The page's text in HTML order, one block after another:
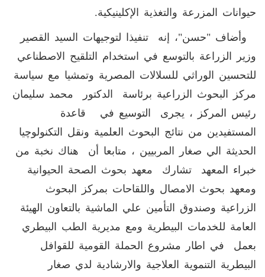
حيوانات المزرعة والتغذية الإكلينيكية.
وأضاف "حسن"، إنه تنفيذا لتوجيهات السيد القصير
وزير الزراعة بالتوسع في استخدام التلقيح الاصطناعي
للتحسين الوراثي للسلالات المصرية وتمشيا مع سياسة
مركز البحوث الزراعية برئاسة الدكتور محمد سليمان
رئيس المركز ، يجرى التوسيع في قاعدة
المستفيدين من نتائج البحوث العلمية ونقل التكنولوچيا
الحديثة الي صغار المربيين ، متابعا أن هناك نخبة من
خبراء المعهد تشارك معهد بحوث الصحة الحيوانية
ومعهد بحوث الامصال واللقاحات بمركز البحوث
الزراعية وصندوق التأمين علي الماشية بالتعاون الهيئة
العامة للخدمات البيطرية ومع مديرية الطب البيطري
بعمل في اطار مشروع الحملة القومية للقوافل
البيطرية التنموية العلاجية والارشادية لدي صغار